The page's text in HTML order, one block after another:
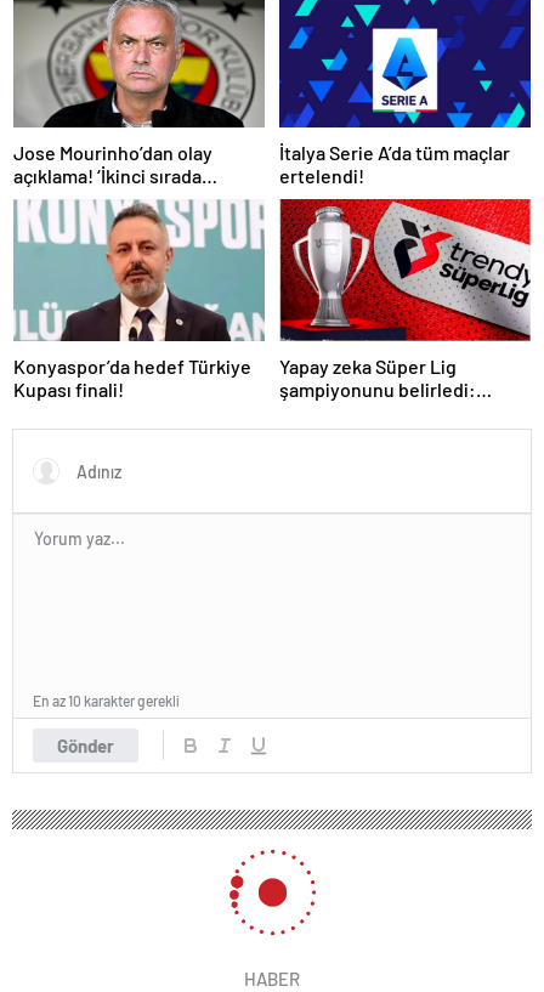
Jose Mourinho’dan olay
açıklama! ‘İkinci sırada
bitireceğiz’
İtalya Serie A’da tüm maçlar
ertelendi!
Konyaspor’da hedef Türkiye
Kupası finali!
Yapay zeka Süper Lig
şampiyonunu belirledi:
arasında inanılmaz final!
Gönder
En az 10 karakter gerekli
HABER